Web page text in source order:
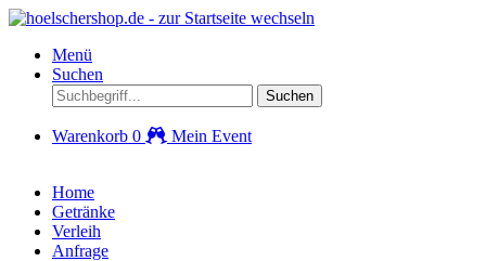
Menü
Suchen
Suchen
Warenkorb 0 Mein Event
Home
Getränke
Verleih
Anfrage